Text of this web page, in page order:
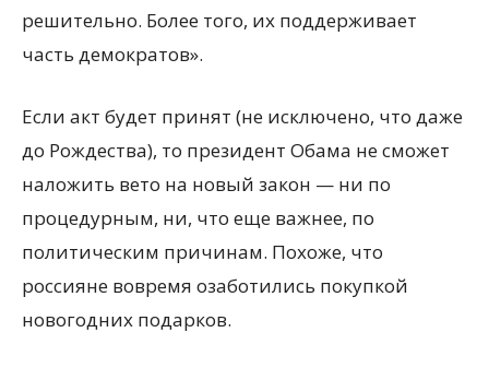
решительно. Более того, их поддерживает
часть демократов».
Если акт будет принят (не исключено, что даже
до Рождества), то президент Обама не сможет
наложить вето на новый закон — ни по
процедурным, ни, что еще важнее, по
политическим причинам. Похоже, что
россияне вовремя озаботились покупкой
новогодних подарков.